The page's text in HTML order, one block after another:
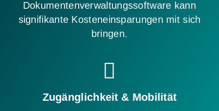
Dokumentenverwaltungssoftware kann
signifikante Kosteneinsparungen mit sich
bringen.
Zugänglichkeit & Mobilität